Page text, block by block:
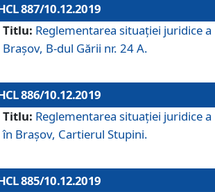
887/10.12.2019
Titlu: Reglementarea situației juridice
Brașov, B-dul Gării nr. 24 A.
886/10.12.2019
Titlu: Reglementarea situaţiei juridice
în Braşov, Cartierul Stupini.
885/10.12.2019